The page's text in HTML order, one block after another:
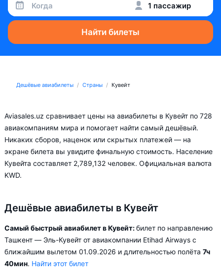
Когда 1 пассажир
Найти билеты
Дешёвые авиабилеты Страны Кувейт
Aviasales.uz сравнивает цены на авиабилеты в Кувейт по 728
авиакомпаниям мира и помогает найти самый дешёвый.
Никаких сборов, наценок или скрытых платежей — на
экране билета вы увидите финальную стоимость. Население
Кувейта составляет 2,789,132 человек. Официальная валюта
KWD.
Дешёвые авиабилеты в Кувейт
Самый быстрый авиабилет в Кувейт:билет по направлению
Ташкент — Эль-Кувейт от авиакомпании Etihad Airways с
ближайшим вылетом 01.09.2026 и длительностью полёта 7ч
40мин. Найти этот билет